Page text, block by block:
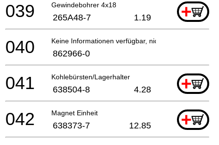
Gewindebohrer 4x18 +
039 265A48-7 1.19
Keine Informationen verfügbar, nicht bestellbar
040 862966-0
Kohlebürsten/Lagerhalter +
041 638504-8 4.28
Magnet Einheit +
042 638373-7 12.85